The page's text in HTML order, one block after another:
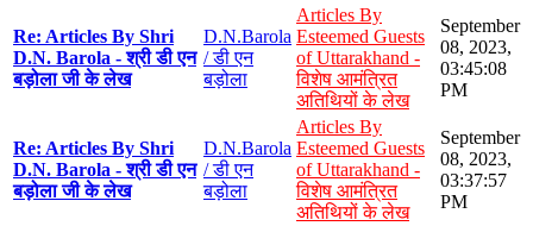
Re: Articles By Shri
D.N. Barola - श्री डी एन
बड़ोला जी के लेख
D.N.Barola
/ डी एन
बड़ोला
Articles By
Esteemed Guests
of Uttarakhand -
विशेष आमंत्रित
अतिथियों के लेख
September
08, 2023,
03:45:08
PM
Re: Articles By Shri
D.N. Barola - श्री डी एन
बड़ोला जी के लेख
D.N.Barola
/ डी एन
बड़ोला
Articles By
Esteemed Guests
of Uttarakhand -
विशेष आमंत्रित
अतिथियों के लेख
September
08, 2023,
03:37:57
PM